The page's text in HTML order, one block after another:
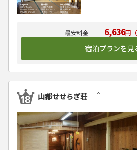
6,636円
宿泊プランを見
山都せせらぎ荘 ＾